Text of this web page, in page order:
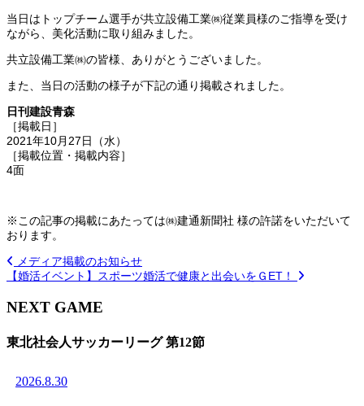
当日はトップチーム選手が共立設備工業㈱従業員様のご指導を受け
ながら、美化活動に取り組みました。
共立設備工業㈱の皆様、ありがとうございました。
また、当日の活動の様子が下記の通り掲載されました。
日刊建設青森
［掲載日］
2021年10月27日（水）
［掲載位置・掲載内容］
4面
※この記事の掲載にあたっては㈱建通新聞社 様の許諾をいただいて
おります。
メディア掲載のお知らせ
【婚活イベント】スポーツ婚活で健康と出会いをＧET！
NEXT GAME
東北社会人サッカーリーグ 第12節
2026.8.30